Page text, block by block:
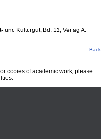
Kulturgut, Bd. 12, Verlag A.
Back
copies of academic work, please